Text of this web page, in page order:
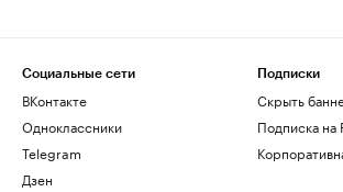
Социальные сети
ВКонтакте
Одноклассники
Telegram
Дзен
Подписки
Скрыть
Подписка на